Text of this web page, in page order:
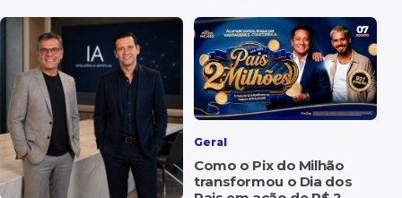
Geral
Como o Pix do Milhão
transformou o Dia dos